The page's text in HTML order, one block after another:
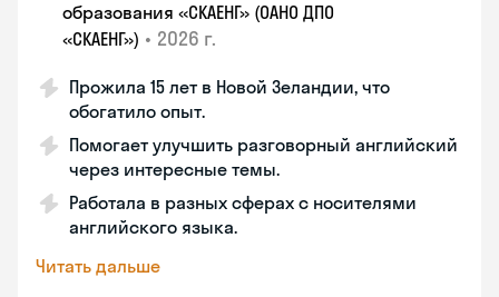
образования «СКАЕНГ» (ОАНО ДПО
«СКАЕНГ») • 2026 г.
Прожила 15 лет в Новой Зеландии, что
обогатило опыт.
Помогает улучшить разговорный английский
через интересные темы.
Работала в разных сферах с носителями
английского языка.
Читать дальше